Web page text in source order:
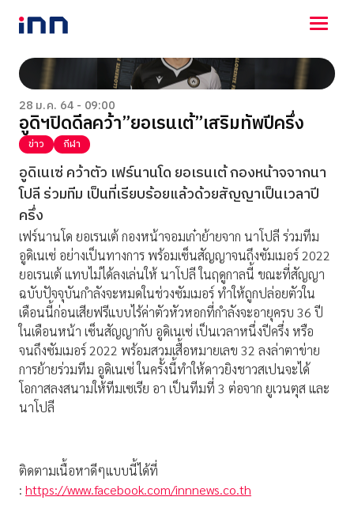
NEWS
ENTERTAINMENT
LIFESTYLE
HOROSCOPE
LOTTERY
VIDEO
ร่วมด้วยช่วยกัน
28 ม.ค. 64 - 09:00
อูดิฯปิดดีลคว้า”ยอเรนเต้”เสริมทัพปีครึ่ง
ข่าว กีฬา
อูดิเนเซ่ คว้าตัว เฟร์นานโด ยอเรนเต้ กองหน้าจจากนา
โปลี ร่วมทีม เป็นที่เรียบร้อยแล้วด้วยสัญญาเป็นเวลาปี
ครึ่ง
เฟร์นานโด ยอเรนเต้ กองหน้าจอมเก๋าย้ายจาก นาโปลี ร่วมทีม
อูดิเนเซ่ อย่างเป็นทางการ พร้อมเซ็นสัญญาจนถึงซัมเมอร์ 2022
ยอเรนเต้ แทบไม่ได้ลงเล่นให้ นาโปลี ในฤดูกาลนี้ ขณะที่สัญญา
ฉบับปัจจุบันกำลังจะหมดในช่วงซัมเมอร์ ทำให้ถูกปล่อยตัวใน
เดือนนี้ก่อนเสียฟรีแบบไร้ค่าตัวหัวหอกที่กำลังจะอายุครบ 36 ปี
ในเดือนหน้า เซ็นสัญญากับ อูดิเนเซ่ เป็นเวลาหนึ่งปีครึ่ง หรือ
จนถึงซัมเมอร์ 2022 พร้อมสวมเสื้อหมายเลข 32 ลงล่าตาข่าย
การย้ายร่วมทีม อูดิเนเซ่ ในครั้งนี้ทำให้ดาวยิงชาวสเปนจะได้
โอกาสลงสนามให้ทีมเซเรีย อา เป็นทีมที่ 3 ต่อจาก ยูเวนตุส และ
นาโปลี
ติดตามเนื้อหาดีๆแบบนี้ได้ที่
: https://www.facebook.com/innnews.co.th